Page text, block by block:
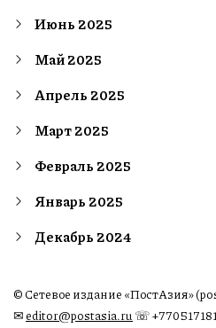
Июнь 2025
Май 2025
Апрель 2025
Март 2025
Февраль 2025
Январь 2025
Декабрь 2024
© Сетевое издание «ПостАзия»
✉︎editor@postasia.ru ☏